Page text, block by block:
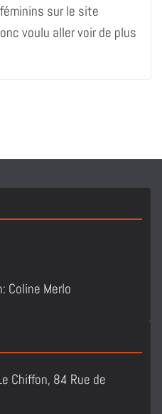
sur le site
voulu aller voir de plus
Coline Merlo
Chiffon, 84 Rue de